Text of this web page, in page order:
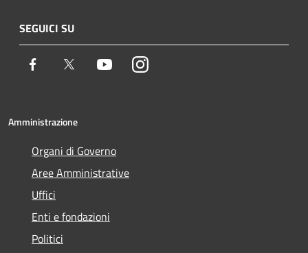
SEGUICI SU
Facebook Twitter YoutubeInstagram
Amministrazione
Organi di Governo
Aree Amministrative
Uffici
Enti e fondazioni
Politici